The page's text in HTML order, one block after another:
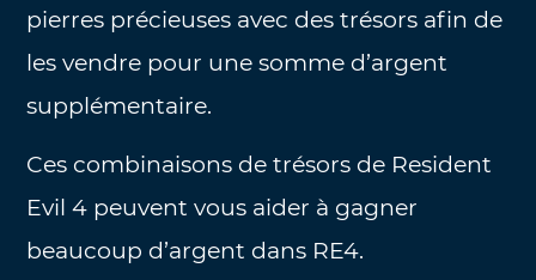
pierres précieuses avec des trésors afin de
les vendre pour une somme d’argent
supplémentaire.
Ces combinaisons de trésors de Resident
Evil 4 peuvent vous aider à gagner
beaucoup d’argent dans RE4.